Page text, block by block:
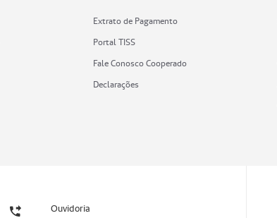
Extrato de Pagamento
Portal TISS
Fale Conosco Cooperado
Declarações
Ouvidoria